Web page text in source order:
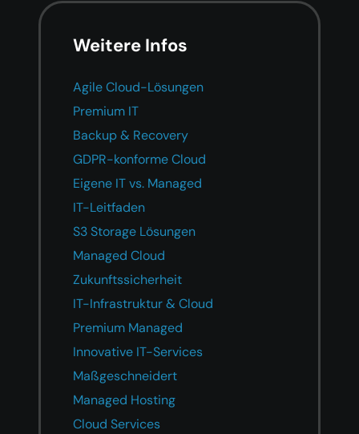
Weitere Infos
Agile Cloud-Lösungen
Premium IT
Backup & Recovery
GDPR-konforme Cloud
Eigene IT vs. Managed
IT-Leitfaden
S3 Storage Lösungen
Managed Cloud
Zukunftssicherheit
IT-Infrastruktur & Cloud
Premium Managed
Innovative IT-Services
Maßgeschneidert
Managed Hosting
Cloud Services